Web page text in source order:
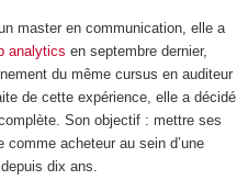
master en communication, elle a
analytics en septembre dernier,
du même cursus en auditeur
de cette expérience, elle a décidé
Son objectif : mettre ses
acheteur au sein d’une
dix ans.